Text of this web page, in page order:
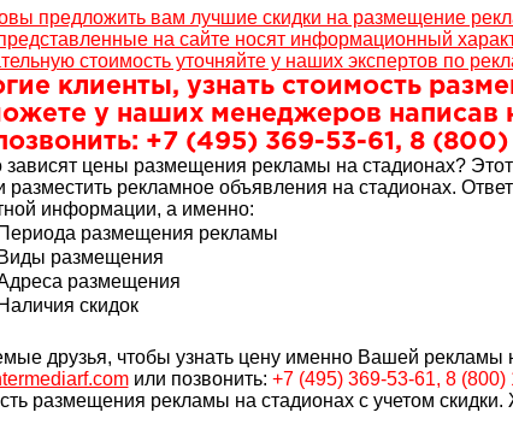
предложить вам лучшие скидки на размещение
на сайте носят информационный
стоимость уточняйте у наших экспертов по
клиенты, узнать стоимость
у наших менеджеров написав
+7 (495) 369-53-61, 8 (800)
зависят цены размещения рекламы на стадионах?
рекламное объявления на стадионах.
информации, а именно:
размещения рекламы
размещения
размещения
скидок
друзья, чтобы узнать цену именно Вашей рекламы
или позвонить: +7 (495) 369-53-61, 8 (800)
размещения рекламы на стадионах с учетом